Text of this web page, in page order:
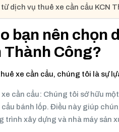
từ dịch vụ thuê xe cần cẩu KCN
bạn nên chọn
Thành Công?
xe cần cẩu, chúng tôi là sự
cần cẩu: Chúng tôi sở hữu
bánh lốp. Điều này giúp
trình xây dựng và nhà máy sản